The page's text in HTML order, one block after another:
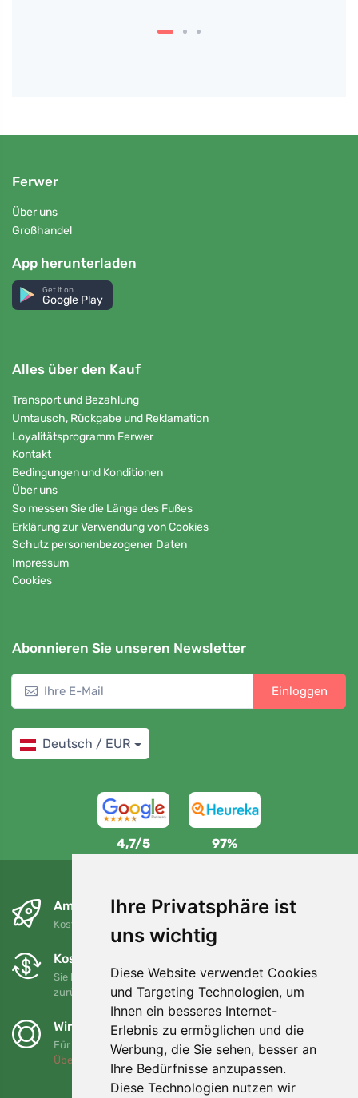
Ihre Privatsphäre ist
uns wichtig
Diese Website verwendet Cookies
und Targeting Technologien, um
Ihnen ein besseres Internet-
Erlebnis zu ermöglichen und die
Werbung, die Sie sehen, besser an
Ihre Bedürfnisse anzupassen.
Diese Technologien nutzen wir
Ferwer
Über uns
Großhandel
App herunterladen
Get it on
Google Play
Alles über den Kauf
Transport und Bezahlung
Umtausch, Rückgabe und Reklamation
Loyalitätsprogramm Ferwer
Kontakt
Bedingungen und Konditionen
Über uns
So messen Sie die Länge des Fußes
Erklärung zur Verwendung von Cookies
Schutz personenbezogener Daten
Impressum
Cookies
Abonnieren Sie unseren Newsletter
Einloggen
Deutsch / EUR
4,7/5 97%
Am nächsten Tag und kostenlos
Kostenloser Versand für Bestellungen über 80 EUR
Kostenloser Umtausch und Rückgabe
Sie können Ihre Bestellung jederzeit innerhalb von 90 Tagen
zurückgeben oder umtauschen.
Wir unterstützen Trees.org
Für jede Bestellung pflanzen wir einen Baum! Mehr lesen
Über uns